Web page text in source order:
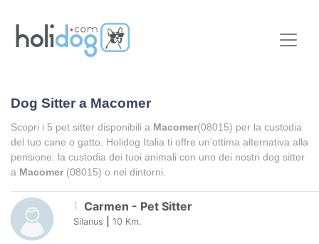
Dog Sitter a Macomer
Scopri i 5 pet sitter disponibili a Macomer(08015) per la custodia
del tuo cane o gatto. Holidog Italia ti offre un'ottima alternativa alla
pensione: la custodia dei tuoi animali con uno dei nostri dog sitter
a Macomer (08015) o nei dintorni.
1 Carmen - Pet Sitter
Silanus 10 Km.